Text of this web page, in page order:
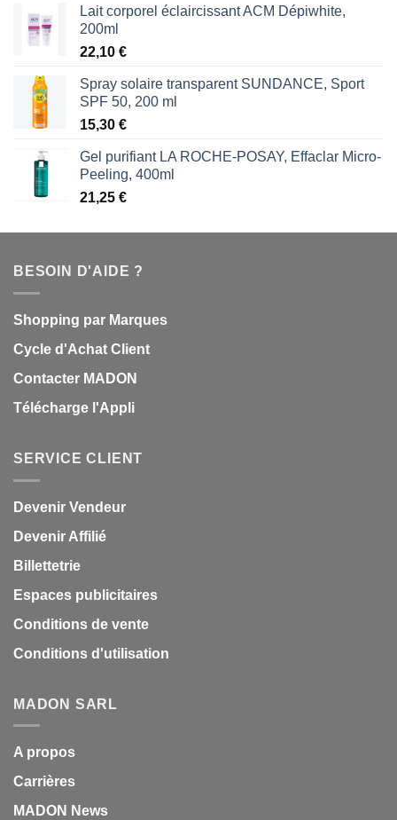
Lait corporel éclaircissant ACM Dépiwhite,
200ml
22,10 €
Spray solaire transparent SUNDANCE, Sport
SPF 50, 200 ml
15,30 €
Gel purifiant LA ROCHE-POSAY, Effaclar Micro-
Peeling, 400ml
21,25 €
BESOIN D'AIDE ?
Shopping par Marques
Cycle d'Achat Client
Contacter MADON
Télécharge l'Appli
SERVICE CLIENT
Devenir Vendeur
Devenir Affilié
Billettetrie
Espaces publicitaires
Conditions de vente
Conditions d'utilisation
MADON SARL
A propos
Carrières
MADON News